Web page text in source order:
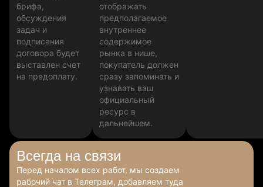
брифа,
обсуждения
задач и
подписания
договора будет
выставлен счет
на предоплату.
отображать
предполагаемое
внутреннее
содержимое
рынка в нише,
покупатель должен
сразу запоминать и
узнавать ваш
официальный
ресурс в
дальнейшем.
Всегда на связи
Перед началом всех работ, мы создаем
рабочий чат в Телеграм, добавляем туда